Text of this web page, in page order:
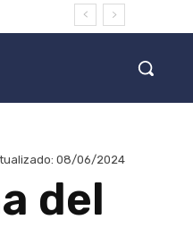
08/06/2024
del